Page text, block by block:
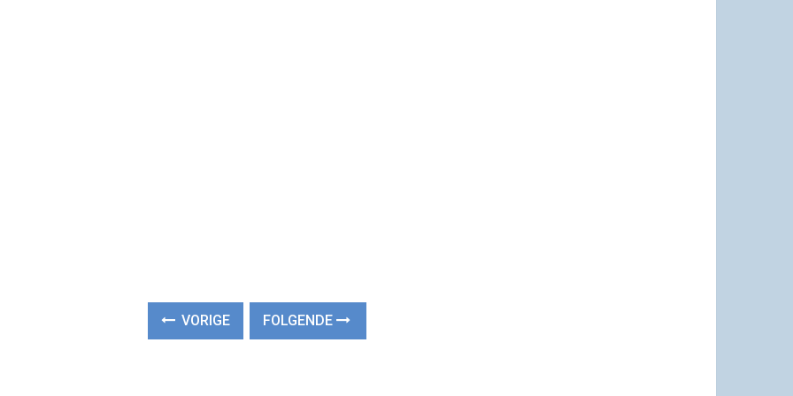
VORIGE FOLGENDE